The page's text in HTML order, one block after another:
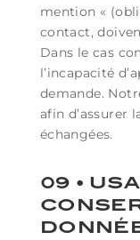
mention «
contact,
Dans le cas
l’incapacité
demande.
afin d’assurer
échangées.
09 •